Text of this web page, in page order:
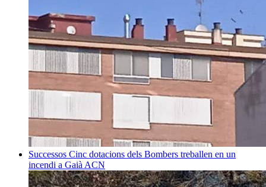
Successos Cinc dotacions dels Bombers treballen en un
incendi a Gaià ACN